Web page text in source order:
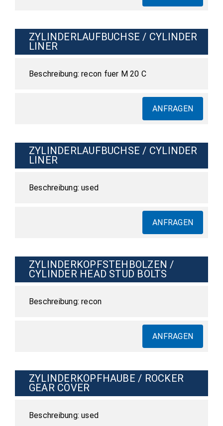
ZYLINDERLAUFBUCHSE / CYLINDER
LINER
recon fuer M 20 C
ANFRAGEN
ZYLINDERLAUFBUCHSE / CYLINDER
LINER
used
ANFRAGEN
ZYLINDERKOPFSTEHBOLZEN /
CYLINDER HEAD STUD BOLTS
recon
ANFRAGEN
ZYLINDERKOPFHAUBE / ROCKER
GEAR COVER
used